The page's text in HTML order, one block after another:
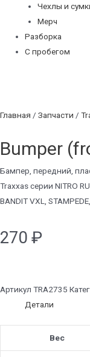
Чехлы и
Мерч
Разборка
С пробегом
Главная / Запчасти /
Bumper
Бампер, передний,
Traxxas серии NITRO
BANDIT VXL,
270 ₽
Артикул TRA2735
Детали
Вес